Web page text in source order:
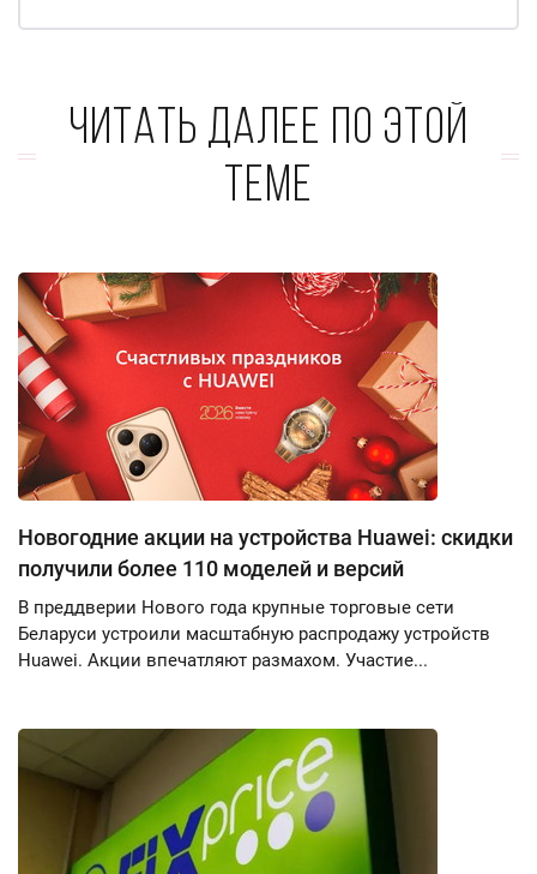
Читать далее по этой
теме
Новогодние акции на устройства Huawei: скидки
получили более 110 моделей и версий
В преддверии Нового года крупные торговые сети
Беларуси устроили масштабную распродажу устройств
Huawei. Акции впечатляют размахом. Участие...